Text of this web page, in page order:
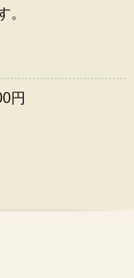
。
円